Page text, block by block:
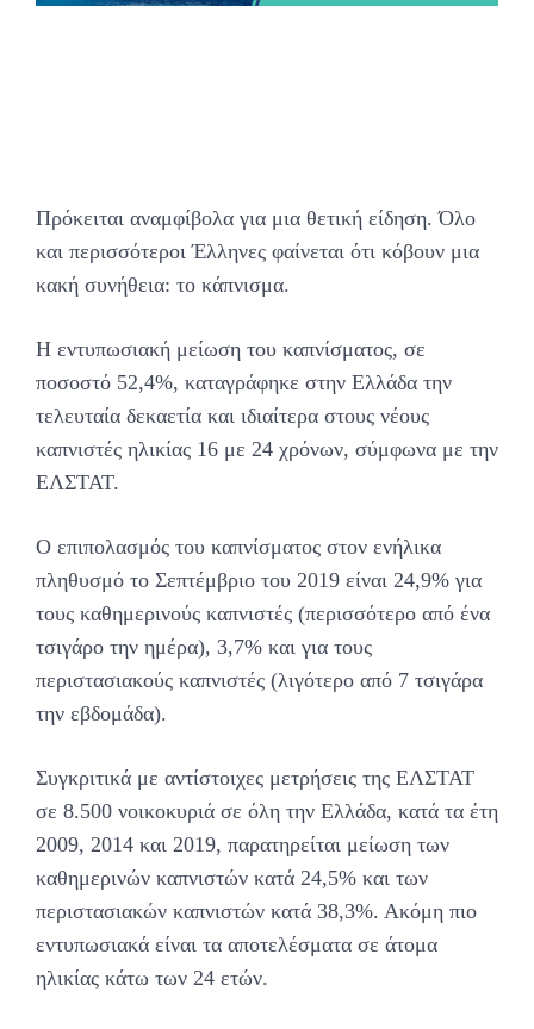
Πρόκειται αναμφίβολα για μια θετική είδηση. Όλο
και περισσότεροι Έλληνες φαίνεται ότι κόβουν μια
κακή συνήθεια: το κάπνισμα.
Η εντυπωσιακή μείωση του καπνίσματος, σε
ποσοστό 52,4%, καταγράφηκε στην Ελλάδα την
τελευταία δεκαετία και ιδιαίτερα στους νέους
καπνιστές ηλικίας 16 με 24 χρόνων, σύμφωνα με την
ΕΛΣΤΑΤ.
Ο επιπολασμός του καπνίσματος στον ενήλικα
πληθυσμό το Σεπτέμβριο του 2019 είναι 24,9% για
τους καθημερινούς καπνιστές (περισσότερο από ένα
τσιγάρο την ημέρα), 3,7% και για τους
περιστασιακούς καπνιστές (λιγότερο από 7 τσιγάρα
την εβδομάδα).
Συγκριτικά με αντίστοιχες μετρήσεις της ΕΛΣΤΑΤ
σε 8.500 νοικοκυριά σε όλη την Ελλάδα, κατά τα έτη
2009, 2014 και 2019, παρατηρείται μείωση των
καθημερινών καπνιστών κατά 24,5% και των
περιστασιακών καπνιστών κατά 38,3%. Ακόμη πιο
εντυπωσιακά είναι τα αποτελέσματα σε άτομα
ηλικίας κάτω των 24 ετών.